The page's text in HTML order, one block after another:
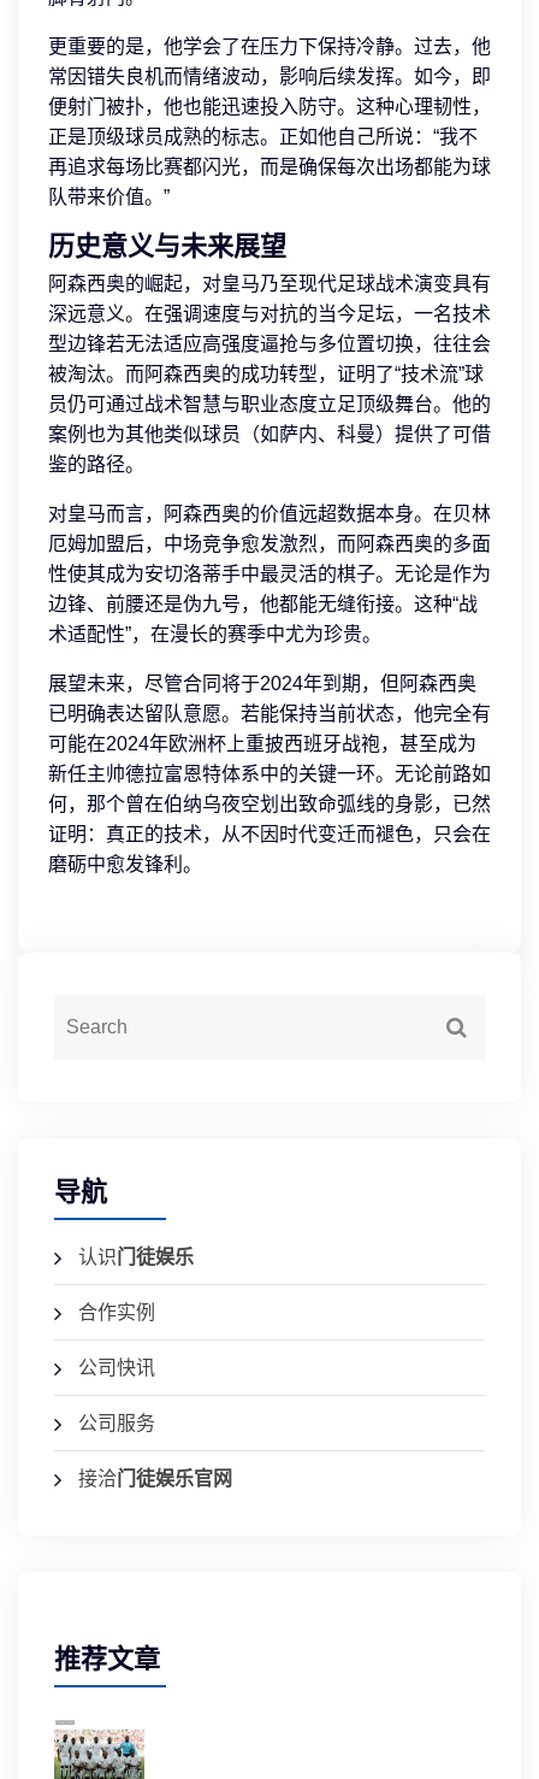
更重要的是，他学会了在压力下保持冷静。过去，他
常因错失良机而情绪波动，影响后续发挥。如今，即
便射门被扑，他也能迅速投入防守。这种心理韧性，
正是顶级球员成熟的标志。正如他自己所说：“我不
再追求每场比赛都闪光，而是确保每次出场都能为球
队带来价值。”
历史意义与未来展望
阿森西奥的崛起，对皇马乃至现代足球战术演变具有
深远意义。在强调速度与对抗的当今足坛，一名技术
型边锋若无法适应高强度逼抢与多位置切换，往往会
被淘汰。而阿森西奥的成功转型，证明了“技术流”球
员仍可通过战术智慧与职业态度立足顶级舞台。他的
案例也为其他类似球员（如萨内、科曼）提供了可借
鉴的路径。
对皇马而言，阿森西奥的价值远超数据本身。在贝林
厄姆加盟后，中场竞争愈发激烈，而阿森西奥的多面
性使其成为安切洛蒂手中最灵活的棋子。无论是作为
边锋、前腰还是伪九号，他都能无缝衔接。这种“战
术适配性”，在漫长的赛季中尤为珍贵。
展望未来，尽管合同将于2024年到期，但阿森西奥
已明确表达留队意愿。若能保持当前状态，他完全有
可能在2024年欧洲杯上重披西班牙战袍，甚至成为
新任主帅德拉富恩特体系中的关键一环。无论前路如
何，那个曾在伯纳乌夜空划出致命弧线的身影，已然
证明：真正的技术，从不因时代变迁而褪色，只会在
磨砺中愈发锋利。
导航
认识门徒娱乐
合作实例
公司快讯
公司服务
接洽门徒娱乐官网
推荐文章